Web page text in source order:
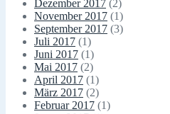
Dezember 2017 (2)
November 2017 (1)
September 2017 (3)
Juli 2017 (1)
Juni 2017 (1)
Mai 2017 (2)
April 2017 (1)
März 2017 (2)
Februar 2017 (1)